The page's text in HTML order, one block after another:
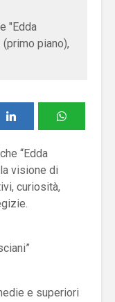
"Edda
(primo piano),
“Edda
visione di
curiosità,
e superiori